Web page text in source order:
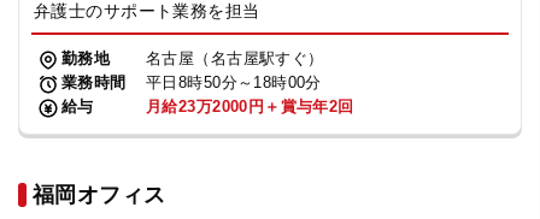
弁護士のサポート業務を担当
勤務地
名古屋（名古屋駅すぐ）
業務時間
平日8時50分～18時00分
給与
月給23万2000円＋賞与年2回
福岡オフィス